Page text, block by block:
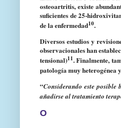
osteoartritis, existe
suficientes de 25-
de la enfermedad10.
Diversos estudios y
observacionales han
tensional)11. Finalmente,
patología muy
“Considerando este posible
añadirse al tratamiento
O